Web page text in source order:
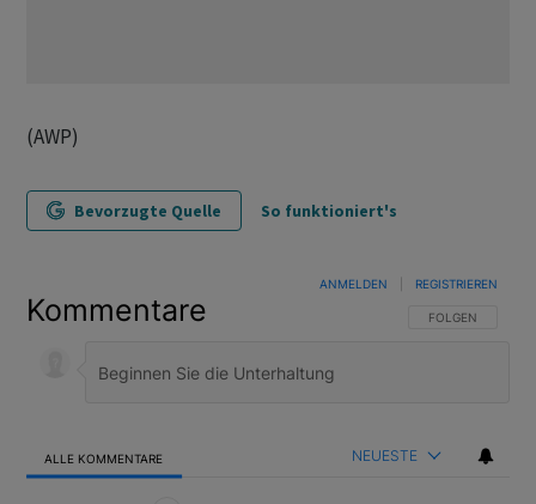
(AWP)
Bevorzugte Quelle So funktioniert's
Kommentare FOLGE DIESER
FOLGEN
ANMELDEN REGISTRIEREN
ALLE KOMMENTARE NEUESTE